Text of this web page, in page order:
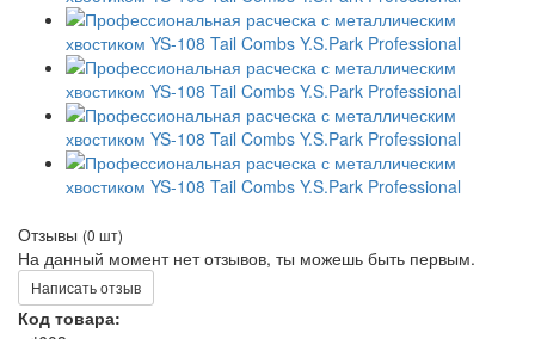
Отзывы (0 шт)
На данный момент нет отзывов, ты можешь быть первым.
Написать отзыв
Код товара: